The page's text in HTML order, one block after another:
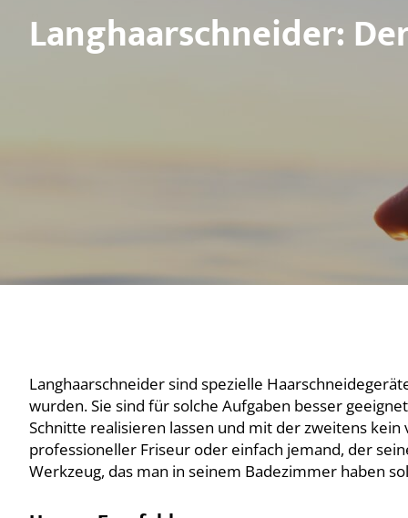
Langhaarschneider:
Langhaarschneider sind spezielle
wurden. Sie sind für solche Aufgaben besser
Schnitte realisieren lassen und mit der zweitens
professioneller Friseur oder einfach jemand, der
Werkzeug, das man in seinem Badezimmer haben